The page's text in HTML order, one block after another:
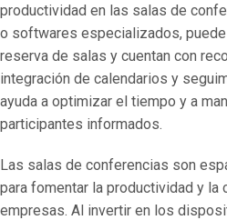
productividad en las salas de
o softwares especializados, puede
reserva de salas y cuentan con
integración de calendarios y
ayuda a optimizar el tiempo y a
participantes informados.
Las salas de conferencias son
para fomentar la productividad y la
empresas. Al invertir en los